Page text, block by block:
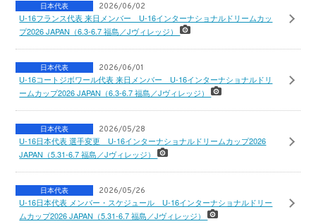
日本代表 2026/06/02
U-16フランス代表 来日メンバー U-16インターナショナルドリームカッ
プ2026 JAPAN（6.3-6.7 福島／Jヴィレッジ）
日本代表 2026/06/01
U-16コートジボワール代表 来日メンバー U-16インターナショナルドリ
ームカップ2026 JAPAN（6.3-6.7 福島／Jヴィレッジ）
日本代表 2026/05/28
U-16日本代表 選手変更 U-16インターナショナルドリームカップ2026
JAPAN（5.31-6.7 福島／Jヴィレッジ）
日本代表 2026/05/26
U-16日本代表 メンバー・スケジュール U-16インターナショナルドリー
ムカップ2026 JAPAN（5.31-6.7 福島／Jヴィレッジ）